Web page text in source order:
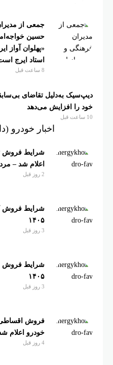
جمعی از
حسین
«پهلوان آواز
استاد ایرج
8 ساعت قبل
خود را افزایش می‌دهد
10 ساعت قبل
اخبار خودرو
اعلام شد – مرداد
2 روز قبل
۱۴۰۵
3 روز قبل
شرایط فروش
۱۴۰۵
3 روز قبل
خودرو اعلام شد –
4 روز قبل